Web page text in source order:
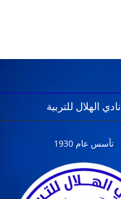
نادي الهلال للتربية
تأسس عام 1930